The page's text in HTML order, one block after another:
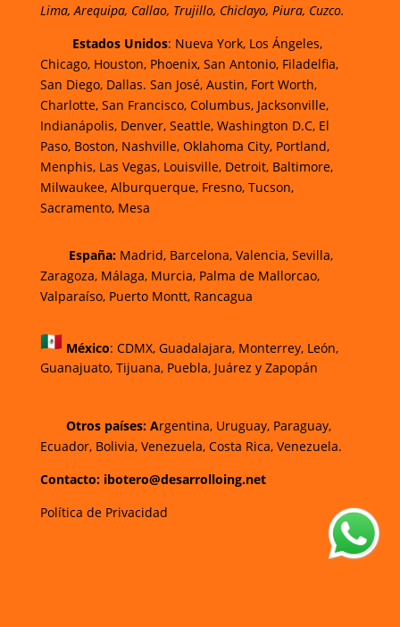
Lima, Arequipa, Callao, Trujillo, Chiclayo, Piura, Cuzco.
Estados Unidos: Nueva York, Los Ángeles,
Chicago, Houston, Phoenix, San Antonio, Filadelfia,
San Diego, Dallas. San José, Austin, Fort Worth,
Charlotte, San Francisco, Columbus, Jacksonville,
Indianápolis, Denver, Seattle, Washington D.C, El
Paso, Boston, Nashville, Oklahoma City, Portland,
Menphis, Las Vegas, Louisville, Detroit, Baltimore,
Milwaukee, Alburquerque, Fresno, Tucson,
Sacramento, Mesa
España: Madrid, Barcelona, Valencia, Sevilla,
Zaragoza, Málaga, Murcia, Palma de Mallorcao,
Valparaíso, Puerto Montt, Rancagua
México: CDMX, Guadalajara, Monterrey, León,
Guanajuato, Tijuana, Puebla, Juárez y Zapopán
Otros países: Argentina, Uruguay, Paraguay,
Ecuador, Bolivia, Venezuela, Costa Rica, Venezuela.
Contacto: ibotero@desarrolloing.net
Política de Privacidad
w